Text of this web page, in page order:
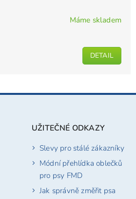
Máme skladem
DETAIL
UŽITEČNÉ ODKAZY
Slevy pro stálé zákazníky
Módní přehlídka oblečků
pro psy FMD
Jak správně změřit psa